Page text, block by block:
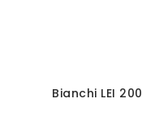
Bianchi LEI 200